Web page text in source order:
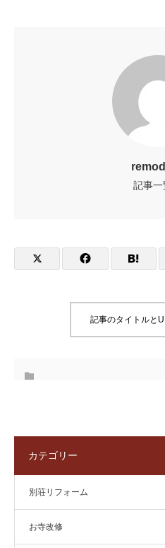
記事一
記事のタイトルと
カテゴリー
別荘リフォーム
お寺改修